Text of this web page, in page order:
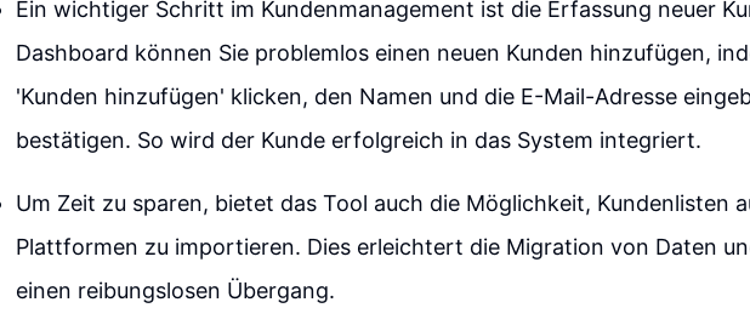
Ein wichtiger Schritt im Kundenmanagement ist die Erfassung neuer
Dashboard können Sie problemlos einen neuen Kunden hinzufügen,
'Kunden hinzufügen' klicken, den Namen und die E-Mail-Adresse
bestätigen. So wird der Kunde erfolgreich in das System integriert.
Um Zeit zu sparen, bietet das Tool auch die Möglichkeit, Kundenlisten
Plattformen zu importieren. Dies erleichtert die Migration von Daten
einen reibungslosen Übergang.